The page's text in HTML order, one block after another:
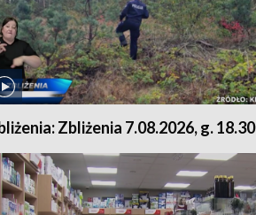
Zbliżenia 7.08.2026, g. 18.30